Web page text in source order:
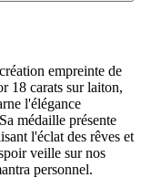
empreinte de
18 carats sur laiton,
l'élégance
médaille présente
l'éclat des rêves et
veille sur nos
personnel.